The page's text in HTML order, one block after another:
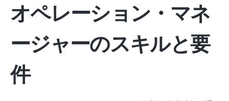
オペレーション・マネ
ージャーのスキルと要
件